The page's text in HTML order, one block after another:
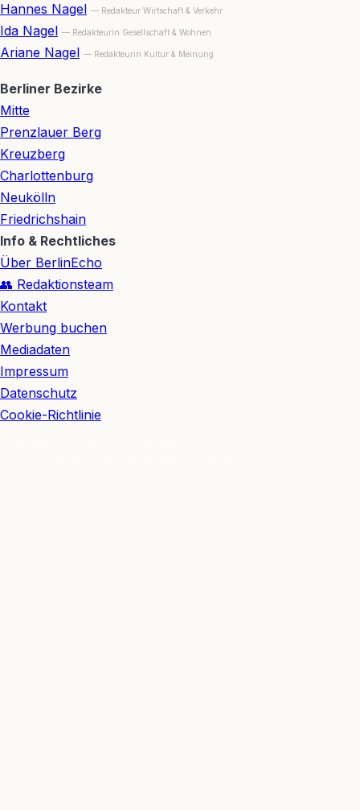
Hannes Nagel — Redakteur Wirtschaft & Verkehr
Ida Nagel — Redakteurin Gesellschaft & Wohnen
Ariane Nagel — Redakteurin Kultur & Meinung
Berliner Bezirke
Mitte
Prenzlauer Berg
Kreuzberg
Charlottenburg
Neukölln
Friedrichshain
Info & Rechtliches
Über BerlinEcho
👥 Redaktionsteam
Kontakt
Werbung buchen
Mediadaten
Impressum
Datenschutz
Cookie-Richtlinie